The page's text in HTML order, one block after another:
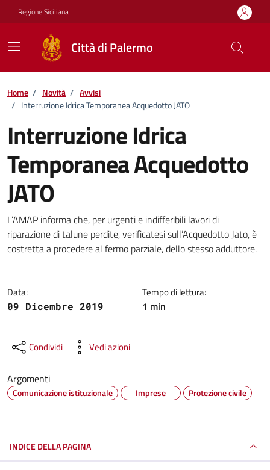
Vai ai contenuti
Vai al footer
Regione Siciliana
Città di Palermo
Home / Novità / Avvisi
/ Interruzione Idrica Temporanea Acquedotto JATO
Interruzione Idrica
Temporanea Acquedotto
JATO
Dettagli della notizia
L’AMAP informa che, per urgenti e indifferibili lavori di
riparazione di talune perdite, verificatesi sull’Acquedotto Jato, è
costretta a procedere al fermo parziale, dello stesso adduttore.
Data:
09 Dicembre 2019
Tempo di lettura:
1 min
Condividi Vedi azioni
Argomenti
Comunicazione istituzionale Imprese Protezione civile
INDICE DELLA PAGINA